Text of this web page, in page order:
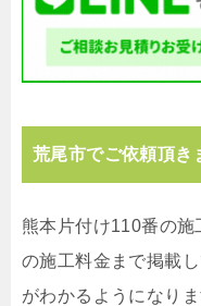
荒尾市でご依頼頂き
熊本片付け110番の
の施工料金まで掲載
がわかるようになりま